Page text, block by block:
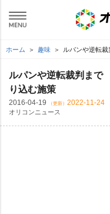
ホーム 趣味 ルパンや逆転
ルパンや逆転裁判まで
り込む施策
2016-04-19 （更新） 2022-11-24
オリコンニュース